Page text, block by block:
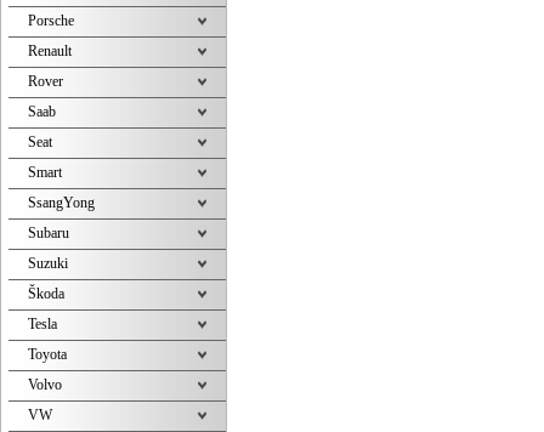
Porsche
Renault
Rover
Saab
Seat
Smart
SsangYong
Subaru
Suzuki
Škoda
Tesla
Toyota
Volvo
VW